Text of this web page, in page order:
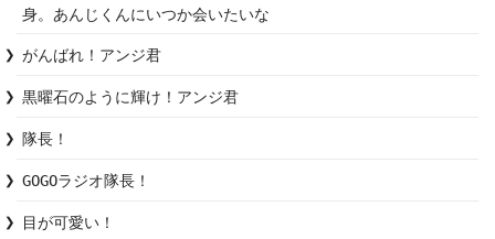
身。あんじくんにいつか会いたいな
がんばれ！アンジ君
黒曜石のように輝け！アンジ君
隊長！
GOGOラジオ隊長！
目が可愛い！